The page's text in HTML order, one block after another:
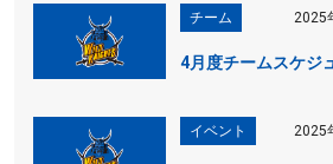
チーム 2025
4月度チームスケジ
イベント 2025